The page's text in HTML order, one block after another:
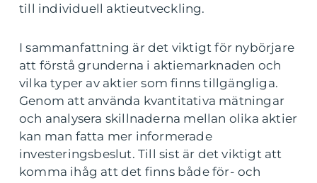
till individuell aktieutveckling.
I sammanfattning är det viktigt för nybörjare
att förstå grunderna i aktiemarknaden och
vilka typer av aktier som finns tillgängliga.
Genom att använda kvantitativa mätningar
och analysera skillnaderna mellan olika aktier
kan man fatta mer informerade
investeringsbeslut. Till sist är det viktigt att
komma ihåg att det finns både för- och